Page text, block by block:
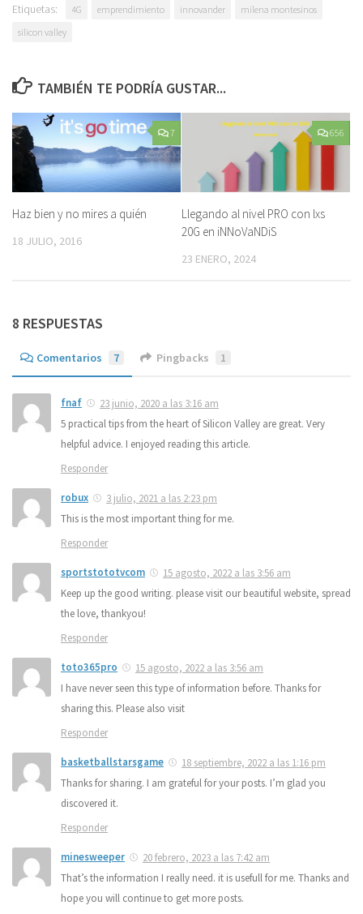
Etiquetas: 4G emprendimiento innovander
milena montesinos
silicon valley
TAMBIÉN TE PODRÍA GUSTAR...
7
Haz bien y no mires a quién
18 JULIO, 2016
656
Llegando al nivel PRO con lxs
20G en iNNoVaNDiS
23 ENERO, 2024
8 RESPUESTAS
Comentarios 7 Pingbacks 1
fnaf
23 junio, 2020 a las 3:16 am
5 practical tips from the heart of Silicon Valley are great. Very
helpful advice. I enjoyed reading this article.
Responder
robux
3 julio, 2021 a las 2:23 pm
This is the most important thing for me.
Responder
sportstototvcom
15 agosto, 2022 a las 3:56 am
Keep up the good writing. please visit our beautiful website, spread
the love, thankyou!
Responder
toto365pro
15 agosto, 2022 a las 3:56 am
I have never seen this type of information before. Thanks for
sharing this. Please also visit
Responder
basketballstarsgame
18 septiembre, 2022 a las 1:16 pm
Thanks for sharing. I am grateful for your posts. I’m glad you
discovered it.
Responder
minesweeper
20 febrero, 2023 a las 7:42 am
That’s the information I really need. it is usefull for me. Thanks and
hope you will continue to get more posts.